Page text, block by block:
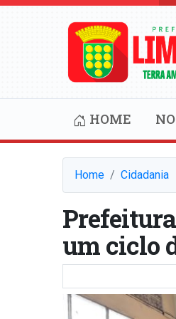
HOME
Home Cidadania
um ciclo